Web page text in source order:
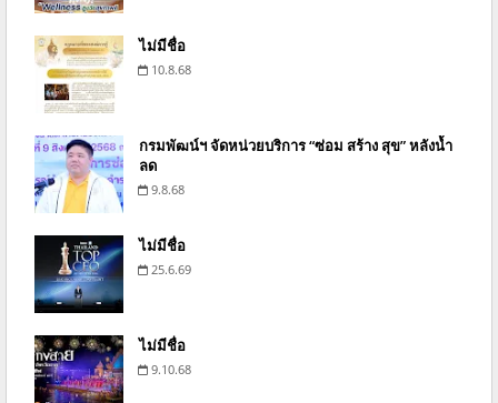
ไม่มีชื่อ
10.8.68
กรมพัฒน์ฯ จัดหน่วยบริการ “ซ่อม สร้าง สุข” หลังน้ำ
ลด
9.8.68
ไม่มีชื่อ
25.6.69
ไม่มีชื่อ
9.10.68